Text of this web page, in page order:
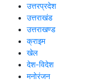
उत्तरप्रदेश
उत्तराखंड
उत्तराखण्ड
क्राइम
खेल
देश-विदेश
मनोरंजन